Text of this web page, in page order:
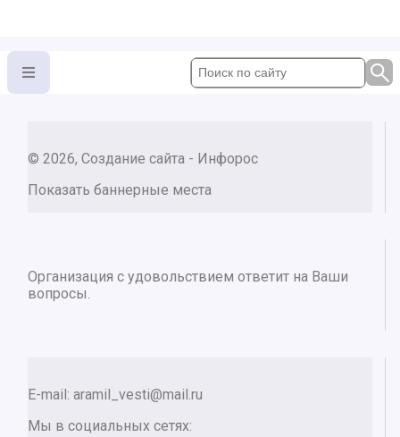
© 2026, Создание сайта - Инфорос
Показать баннерные места
Организация с удовольствием ответит на Ваши
вопросы.
E-mail: aramil_vesti@mail.ru
Мы в социальных сетях: